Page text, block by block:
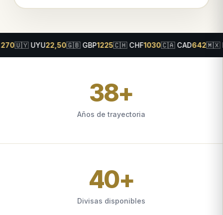
22,50🇬🇧 GBP1225🇨🇭 CHF1030🇨🇦 CAD642🇲🇽 MXN50,50
38+
Años de trayectoria
40+
Divisas disponibles